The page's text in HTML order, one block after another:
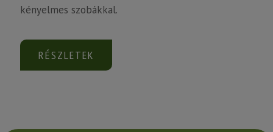
kényelmes szobákkal.
RÉSZLETEK